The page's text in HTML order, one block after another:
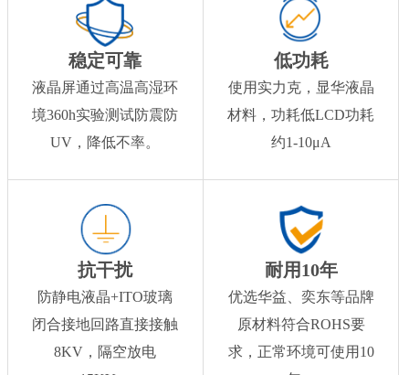
稳定可靠
液晶屏通过高温高湿环
境360h实验测试防震防
UV，降低不率。
低功耗
使用实力克，显华液晶
材料，功耗低LCD功耗
约1-10μA
抗干扰
防静电液晶+ITO玻璃
闭合接地回路直接接触
8KV，隔空放电
耐用10年
优选华益、奕东等品牌
原材料符合ROHS要
求，正常环境可使用10